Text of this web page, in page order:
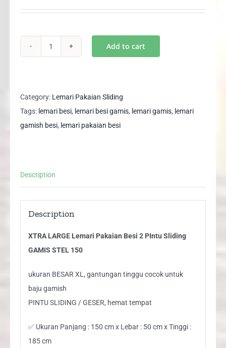
Pakaian
Besi
2
STEL
Add to cart
Category: Lemari Pakaian Sliding
Tags: lemari besi, lemari besi gamis, lemari gamis, lemari
gamish besi, lemari pakaian besi
Description
Description
XTRA LARGE Lemari Pakaian Besi 2 PIntu Sliding
GAMIS STEL 150
ukuran BESAR XL, gantungan tinggu cocok untuk
baju gamish
PINTU SLIDING / GESER, hemat tempat
✅ Ukuran Panjang : 150 cm x Lebar : 50 cm x Tinggi :
185 cm